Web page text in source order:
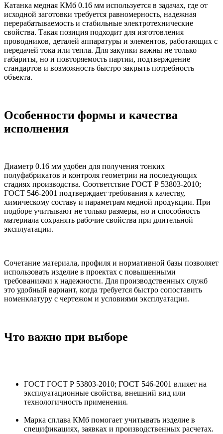
Катанка медная КМб 0.16 мм используется в задачах, где от
исходной заготовки требуется равномерность, надежная
перерабатываемость и стабильные электротехнические
свойства. Такая позиция подходит для изготовления
проводников, деталей аппаратуры и элементов, работающих с
передачей тока или тепла. Для закупки важны не только
габариты, но и повторяемость партии, подтверждение
стандартов и возможность быстро закрыть потребность
объекта.
Особенности формы и качества
исполнения
Диаметр 0.16 мм удобен для получения тонких
полуфабрикатов и контроля геометрии на последующих
стадиях производства. Соответствие ГОСТ Р 53803-2010;
ГОСТ 546-2001 подтверждает требования к качеству,
химическому составу и параметрам медной продукции. При
подборе учитывают не только размеры, но и способность
материала сохранять рабочие свойства при длительной
эксплуатации.
Сочетание материала, профиля и нормативной базы позволяет
использовать изделие в проектах с повышенными
требованиями к надежности. Для производственных служб
это удобный вариант, когда требуется быстро сопоставить
номенклатуру с чертежом и условиями эксплуатации.
Что важно при выборе
ГОСТ ГОСТ Р 53803-2010; ГОСТ 546-2001 влияет на
эксплуатационные свойства, внешний вид или
технологичность применения.
Марка сплава КМб помогает учитывать изделие в
спецификациях, заявках и производственных расчетах.